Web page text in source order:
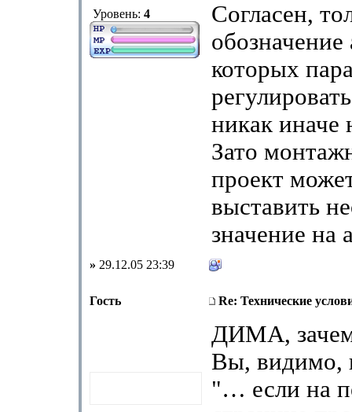
Уровень: 4
Согласен,
обозначение
которых
никак
Зато
проект
выставить
значение на
» 29.12.05 23:39
Гость Re: Технические
ДИМА, зачем
Вы, видимо,
"… если на